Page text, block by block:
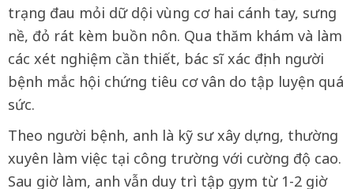
trạng đau mỏi dữ dội vùng cơ hai cánh tay, sưng
nề, đỏ rát kèm buồn nôn. Qua thăm khám và làm
các xét nghiệm cần thiết, bác sĩ xác định người
bệnh mắc hội chứng tiêu cơ vân do tập luyện quá
sức.
Theo người bệnh, anh là kỹ sư xây dựng, thường
xuyên làm việc tại công trường với cường độ cao.
Sau giờ làm, anh vẫn duy trì tập gym từ 1-2 giờ